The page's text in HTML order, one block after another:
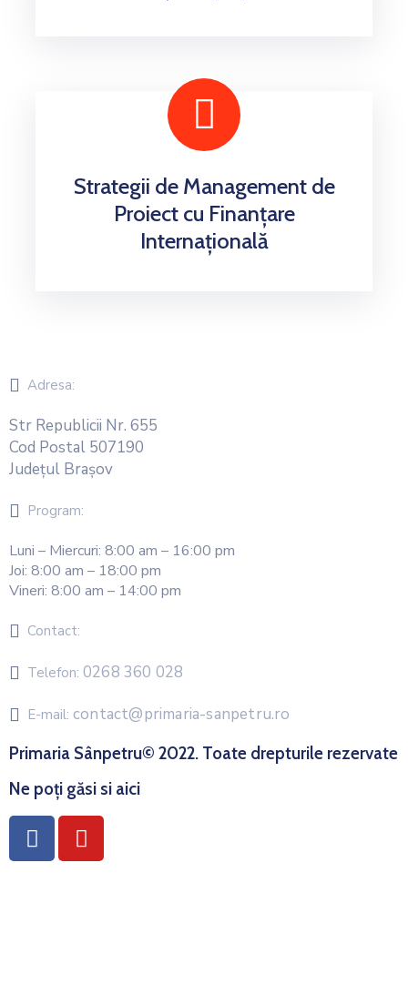
Strategii de Management de
Proiect cu Finanțare
Internațională
Adresa:
Str Republicii Nr. 655
Cod Postal 507190
Județul Brașov
Program:
Luni – Miercuri: 8:00 am – 16:00 pm
Joi: 8:00 am – 18:00 pm
Vineri: 8:00 am – 14:00 pm
Contact:
Telefon: 0268 360 028
E-mail: contact@primaria-sanpetru.ro
Primaria Sânpetru© 2022. Toate drepturile rezervate
Ne poți găsi si aici